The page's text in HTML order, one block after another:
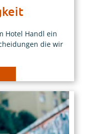
Hotel Handl ein
die wir